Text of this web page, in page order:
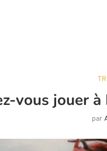
vous jouer
par